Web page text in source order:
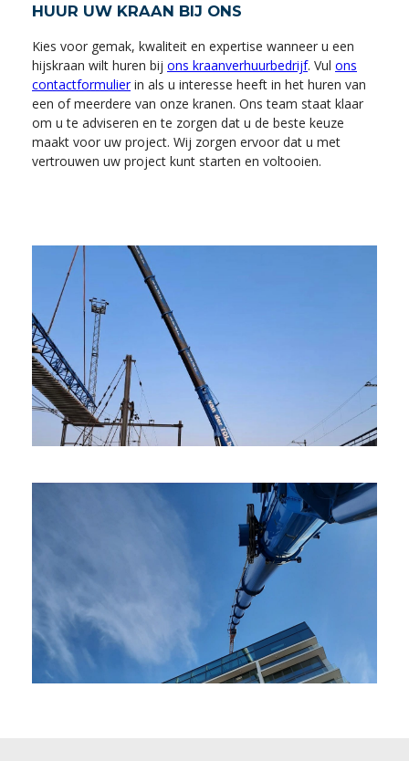
HUUR UW KRAAN BIJ ONS
Kies voor gemak, kwaliteit en expertise wanneer u een
hijskraan wilt huren bij ons kraanverhuurbedrijf. Vul ons
contactformulierin als u interesse heeft in het huren van
een of meerdere van onze kranen. Ons team staat klaar
om u te adviseren en te zorgen dat u de beste keuze
maakt voor uw project. Wij zorgen ervoor dat u met
vertrouwen uw project kunt starten en voltooien.